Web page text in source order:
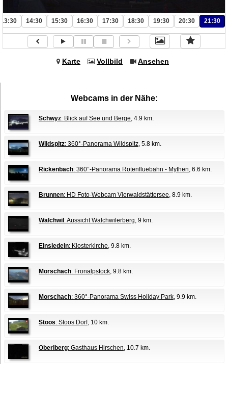
13:30 14:30 15:30 16:30 17:30 18:30 19:30 20:30 21:30
Karte Vollbild Ansehen
Webcams in der Nähe:
Schwyz: Blick auf See und Berge, 4.9 km.
Wildspitz: 360°-Panorama Wildspitz, 5.8 km.
Rickenbach: 360°-Panorama Rotenfluebahn - Mythen, 6.6 km.
Brunnen: HD Foto-Webcam Vierwaldstättersee, 8.9 km.
Walchwil : Aussicht Walchwilerberg, 9 km.
Einsiedeln: Klosterkirche, 9.8 km.
Morschach: Fronalpstock, 9.8 km.
Morschach: 360°-Panorama Swiss Holiday Park, 9.9 km.
Stoos: Stoos Dorf, 10 km.
Oberiberg: Gasthaus Hirschen, 10.7 km.